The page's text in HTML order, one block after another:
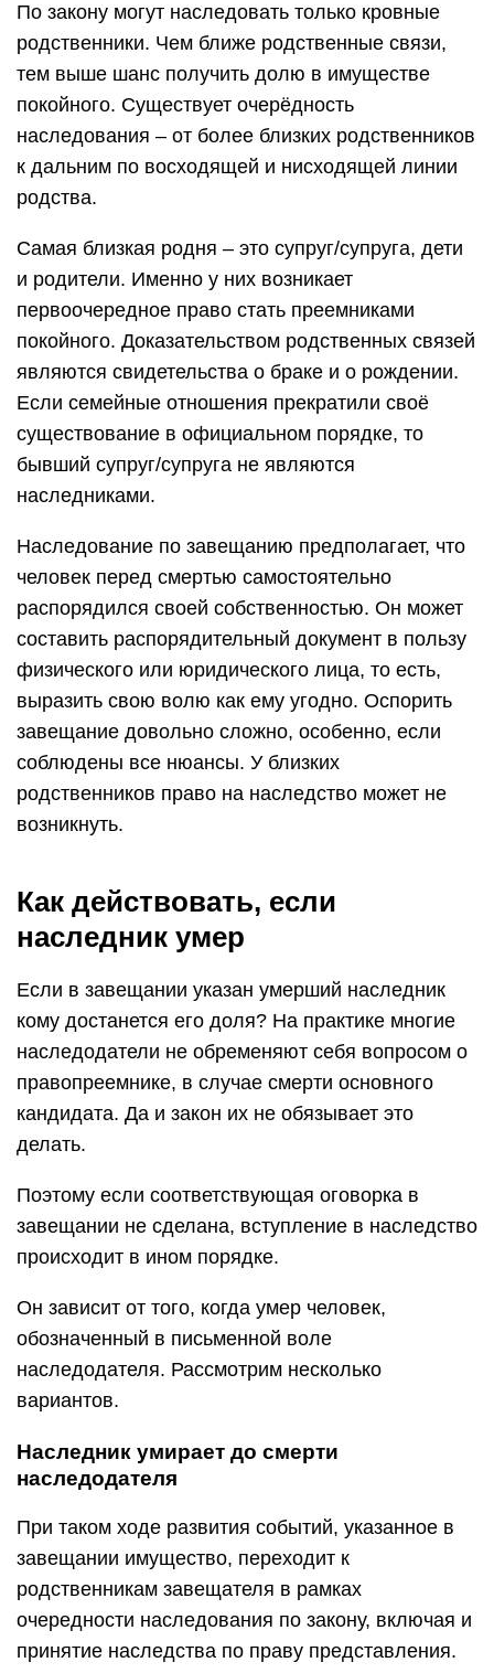
По закону могут наследовать только кровные
родственники. Чем ближе родственные связи,
тем выше шанс получить долю в имуществе
покойного. Существует очерёдность
наследования – от более близких родственников
к дальним по восходящей и нисходящей линии
родства.
Самая близкая родня – это супруг/супруга, дети
и родители. Именно у них возникает
первоочередное право стать преемниками
покойного. Доказательством родственных связей
являются свидетельства о браке и о рождении.
Если семейные отношения прекратили своё
существование в официальном порядке, то
бывший супруг/супруга не являются
наследниками.
Наследование по завещанию предполагает, что
человек перед смертью самостоятельно
распорядился своей собственностью. Он может
составить распорядительный документ в пользу
физического или юридического лица, то есть,
выразить свою волю как ему угодно. Оспорить
завещание довольно сложно, особенно, если
соблюдены все нюансы. У близких
родственников право на наследство может не
возникнуть.
Как действовать, если
наследник умер
Если в завещании указан умерший наследник
кому достанется его доля? На практике многие
наследодатели не обременяют себя вопросом о
правопреемнике, в случае смерти основного
кандидата. Да и закон их не обязывает это
делать.
Поэтому если соответствующая оговорка в
завещании не сделана, вступление в наследство
происходит в ином порядке.
Он зависит от того, когда умер человек,
обозначенный в письменной воле
наследодателя. Рассмотрим несколько
вариантов.
Наследник умирает до смерти
наследодателя
При таком ходе развития событий, указанное в
завещании имущество, переходит к
родственникам завещателя в рамках
очередности наследования по закону, включая и
принятие наследства по праву представления.